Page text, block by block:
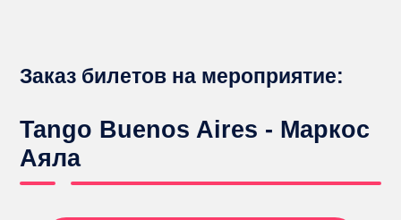
Заказ билетов на мероприятие:
Tango Buenos Aires - Маркос
Аяла